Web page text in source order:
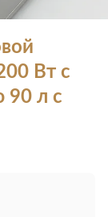
Вт с
90 л с